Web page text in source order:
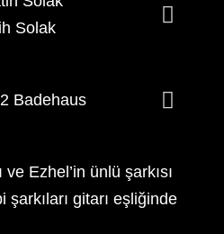
Solak
Ezhel’in ünlü şarkısı
şarkıları gitarı eşliğinde